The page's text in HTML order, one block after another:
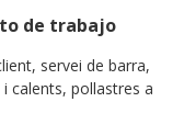
de trabajo
servei de barra,
calents, pollastres a